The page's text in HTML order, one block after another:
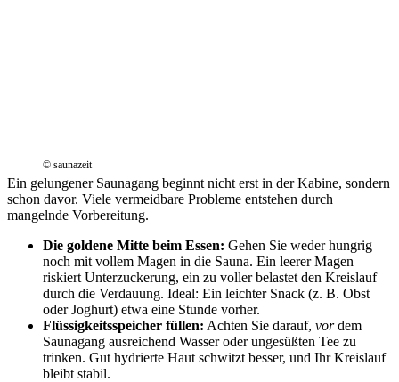
© saunazeit
Ein gelungener Saunagang beginnt nicht erst in der Kabine, sondern
schon davor. Viele vermeidbare Probleme entstehen durch
mangelnde Vorbereitung.
Die goldene Mitte beim Essen: Gehen Sie weder hungrig
noch mit vollem Magen in die Sauna. Ein leerer Magen
riskiert Unterzuckerung, ein zu voller belastet den Kreislauf
durch die Verdauung. Ideal: Ein leichter Snack (z. B. Obst
oder Joghurt) etwa eine Stunde vorher.
Flüssigkeitsspeicher füllen: Achten Sie darauf, vordem
Saunagang ausreichend Wasser oder ungesüßten Tee zu
trinken. Gut hydrierte Haut schwitzt besser, und Ihr Kreislauf
bleibt stabil.